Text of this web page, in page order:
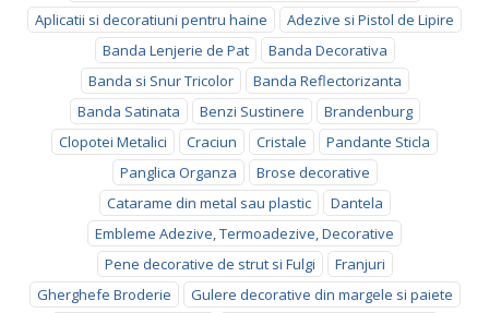
Aplicatii si decoratiuni pentru haine
Adezive si Pistol de Lipire
Banda Lenjerie de Pat
Banda Decorativa
Banda si Snur Tricolor
Banda Reflectorizanta
Banda Satinata
Benzi Sustinere
Brandenburg
Clopotei Metalici
Craciun Cristale
Pandante Sticla
Panglica Organza
Brose decorative
Catarame din metal sau plastic
Dantela
Embleme Adezive, Termoadezive, Decorative
Pene decorative de strut si Fulgi
Franjuri
Gherghefe Broderie
Gulere decorative din margele si paiete